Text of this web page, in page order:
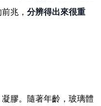
兆， 分辨得出來很重
膠。隨著年齡，玻璃體